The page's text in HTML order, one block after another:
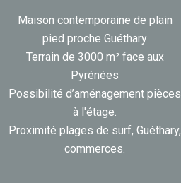
Maison contemporaine de plain
pied proche Guéthary
Terrain de 3000 m² face aux
Pyrénées
Possibilité d’aménagement pièces
à l'étage.
Proximité plages de surf, Guéthary,
commerces.